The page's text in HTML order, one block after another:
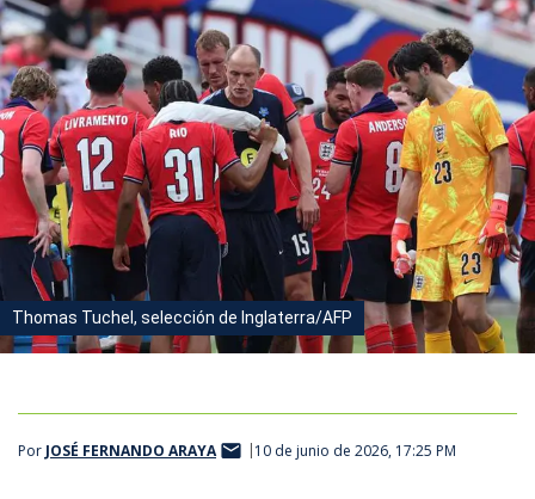
Thomas Tuchel, selección de Inglaterra/AFP
Por JOSÉ FERNANDO ARAYA 10 de junio de 2026, 17:25 PM